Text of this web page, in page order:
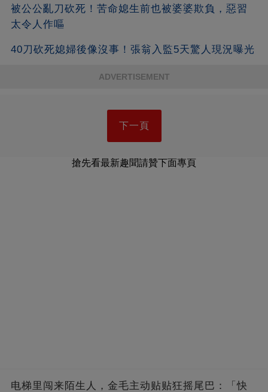
被公公亂刀砍死！苦命媳生前也被婆婆欺負，惡習
太令人作嘔
40刀砍死媳婦後像沒事！張翁入監5天驚人現況曝光
ADVERTISEMENT
下一頁
搶先看最新趣聞請贊下面專頁
电梯里闯来陌生人，金毛主动贴贴狂摇尾巴：「快